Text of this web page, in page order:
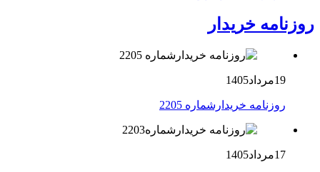
روزنامه خریدار
19مرداد1405
روزنامه خریدارشماره 2205
17مرداد1405